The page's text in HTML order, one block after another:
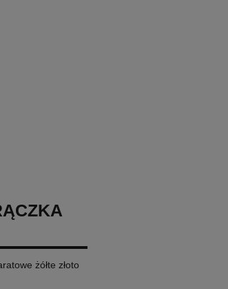
żółte złoto